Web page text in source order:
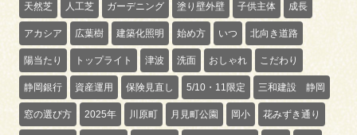
天然芝 人工芝 ガーデニング 塗り壁外壁 子供主体 成長
アカシア 広葉樹 建築化照明 始め方 いつ 北向き道路
陽当たり トップライト 津波 洗面 おしゃれ こだわり
静岡銀行 資産運用 保険見直し 5/10・11限定 三和建設 静岡
窓の選び方 2025年 川原町 月見町公園 岡小 花みずき通り